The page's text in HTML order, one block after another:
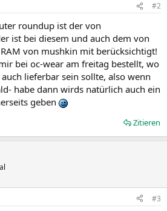
#2
roundup ist der von
ist bei diesem und auch dem von
von mushkin mit berücksichtigt!
bei oc-wear am freitag bestellt, wo
lieferbar sein sollte, also wenn
habe dann wirds natürlich auch ein
geben
Zitieren
#3